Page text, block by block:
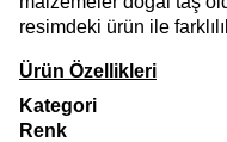
resimdeki ürün ile
Ürün Özellikleri
Kategori
Renk